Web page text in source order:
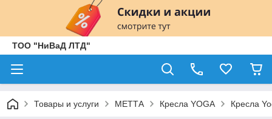
ТОО "НиВаД ЛТД"
Товары и услуги МЕТТА Кресла YOGA Кресла